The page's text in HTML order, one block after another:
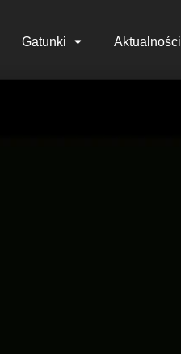
Gatunki Aktualności